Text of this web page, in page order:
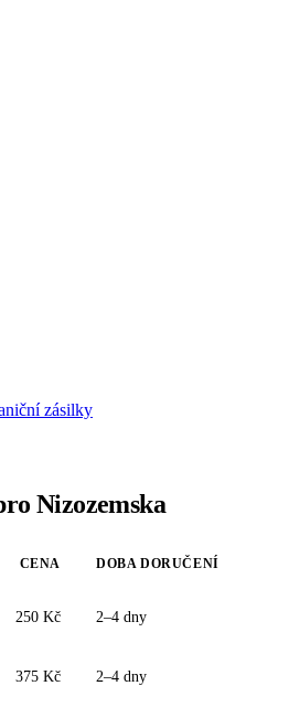
zásilky
Nizozemska
CENA DOBA DORUČENÍ
250 Kč 2–4 dny
375 Kč 2–4 dny